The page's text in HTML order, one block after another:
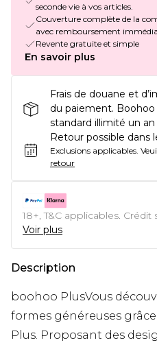
seconde vie à vos articles.
Couverture complète de la
avec remboursement
Revente gratuite et simple
En savoir plus
Frais de douane et
du paiement.
standard illimité un
Retour possible dans
Exclusions applicables.
retour
18+, T&C applicables.
Voir plus
Description
boohoo PlusVous
formes généreuses
Plus. Proposant des